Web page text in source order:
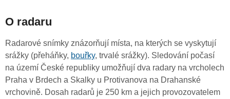
O radaru
Radarové snímky znázorňují místa, na kterých se vyskytují
srážky (přeháňky, bouřky, trvalé srážky). Sledování počasí
na území České republiky umožňují dva radary na vrcholech
Praha v Brdech a Skalky u Protivanova na Drahanské
vrchovině. Dosah radarů je 250 km a jejich provozovatelem